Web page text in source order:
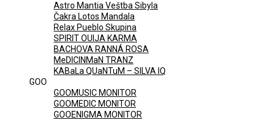
Astro Mantia Veštba Sibyla
Čakra Lotos Mandala
Relax Pueblo Skupina
SPIRIT OUIJA KARMA
BACHOVA RANNÁ ROSA
MeDICINMaN TRANZ
KABaLa QUaNTuM – SILVA IQ
GOO
GOOMUSIC MONITOR
GOOMEDIC MONITOR
GOOENIGMA MONITOR